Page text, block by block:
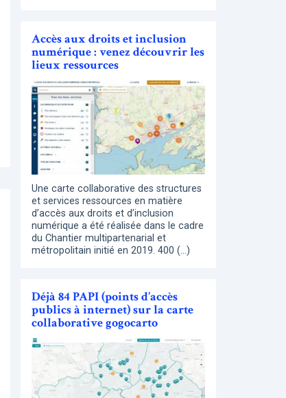
Accès aux droits et inclusion
numérique : venez découvrir les
lieux ressources
Une carte collaborative des structures
et services ressources en matière
d’accès aux droits et d’inclusion
numérique a été réalisée dans le cadre
du Chantier multipartenarial et
métropolitain initié en 2019. 400 (…)
Déjà 84 PAPI (points d’accès
publics à internet) sur la carte
collaborative gogocarto